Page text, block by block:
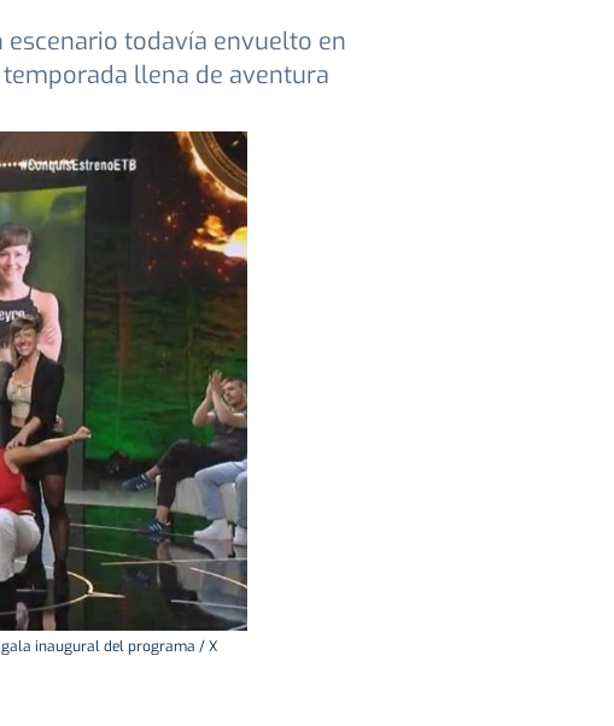
todavía envuelto en
llena de aventura
gala inaugural del programa / X